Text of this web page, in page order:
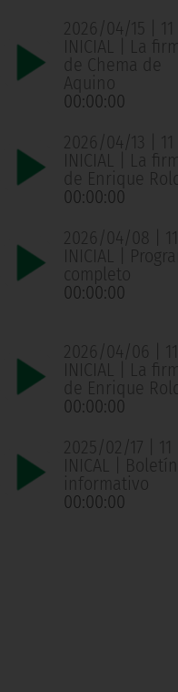
2026/04/15 | 11
INICIAL | La
de Chema de
Aquino
00:00:00
2026/04/13 | 11
INICIAL | La
de Enrique
00:00:00
2026/04/08 | 11
INICIAL |
completo
00:00:00
2026/04/06 | 11
INICIAL | La
de Enrique
00:00:00
2025/02/17 | 11
INICAL | Boletín
informativo
00:00:00